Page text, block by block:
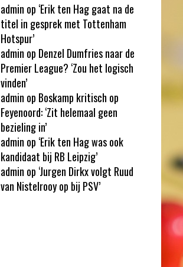
admin op ‘Erik ten Hag gaat na de
titel in gesprek met Tottenham
Hotspur’
admin op Denzel Dumfries naar de
Premier League? ‘Zou het logisch
vinden’
admin op Boskamp kritisch op
Feyenoord: ‘Zit helemaal geen
bezieling in’
admin op ‘Erik ten Hag was ook
kandidaat bij RB Leipzig’
admin op ‘Jurgen Dirkx volgt Ruud
van Nistelrooy op bij PSV’